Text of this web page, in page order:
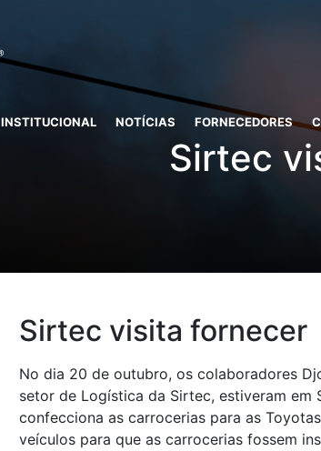
INSTITUCIONAL NOTÍCIAS FORNECEDORES
Sirtec
Sirtec visita fornecer
No dia 20 de outubro, os colaboradores
setor de Logística da Sirtec, estiveram
confecciona as carrocerias para as
veículos para que as carrocerias fossem